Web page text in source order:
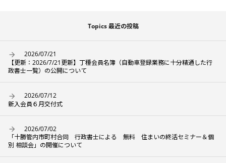
Topics 最近の投稿
2026/07/21
【更新：2026/7/21更新】丁種会員名簿（自動車登録業務に十分精通した行
政書士一覧）の公開について
2026/07/12
新入会員６月交付式
2026/07/02
「十勝管内市町村合同 行政書士による 無料 住まいの終活セミナー＆個
別 相談会」の開催について